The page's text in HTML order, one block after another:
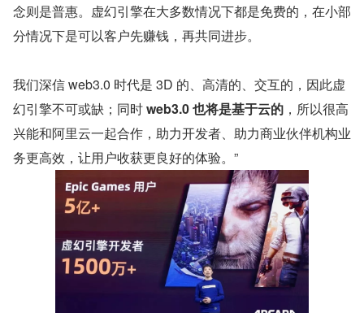
念则是普惠。虚幻引擎在大多数情况下都是免费的，在小部
分情况下是可以客户先赚钱，再共同进步。
我们深信 web3.0 时代是 3D 的、高清的、交互的，因此虚
幻引擎不可或缺；同时 web3.0 也将是基于云的 ，所以很高
兴能和阿里云一起合作，助力开发者、助力商业伙伴机构业
务更高效，让用户收获更良好的体验。”